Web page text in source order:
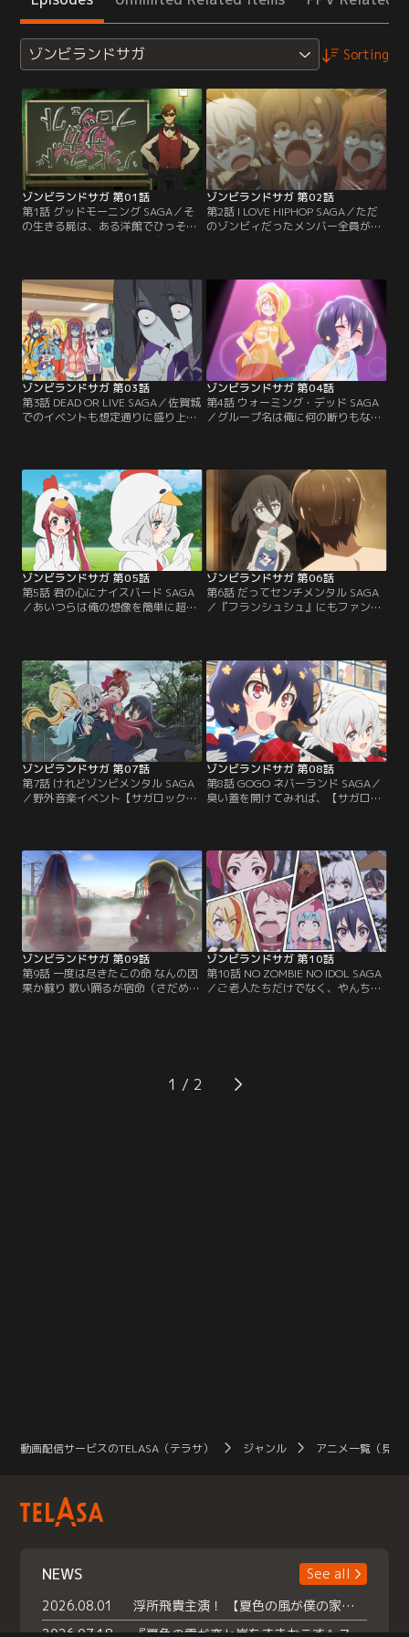
ゾンビランドサガ Sorting
ゾンビランドサガ 第01話
第1話 グッドモーニング SAGA／そ
の生きる屍は、ある洋館でひっそり
と目覚めた。それはただ、自分が誰
生きる屍は、恐るべき現実を目の当
たりにし、自らの運命を告げられ
る。偽りの仮面をかぶり、闇の中を
歩き続けるしかないのだと。そし
て、生きる屍に天からの光が差した
時、人々は聞くだろう。
ゾンビランドサガ 第02話
第2話 I LOVE HIPHOP SAGA／ただ
のゾンビィだったメンバー全員が自
る。まずは、あいつらにゾンビィバ
レをした時の恐怖を叩きこまなけれ
ば。グループ名も『デス娘（仮）』
だと方向性が偏りそうなので、今変
えてしまおう。思い付かないので、
今度にしよう。
ゾンビランドサガ 第03話
第3話 DEAD OR LIVE SAGA／佐賀城
でのイベントも想定通りに盛り上が
さすがに肝が据わっている。≪たえ
≫はあれでいい。が、どうも全体的
にアイドルっぽさが足りないので、
強引にアイドルっぽい感じのやつを
やらせるとしよう。
ゾンビランドサガ 第04話
第4話 ウォーミング・デッド SAGA
／グループ名は俺に何の断りもなく
デューサーだと分からせた方がよさ
そうだ。とは言え、自主的に行動す
るようになったのは悪いことではな
い。ここはちょっぴりやる気を出し
たおしゃべりゾンビィ達に、がっつ
り稼いでもらうとしよう。
ゾンビランドサガ 第05話
第5話 君の心にナイスバード SAGA
／あいつらは俺の想像を簡単に超え
太郎、今回は誰もが知っている超有
名企業のCM出演権を手に入れてき
ました。『フランシュシュ』は佐賀
一帯にその名声を轟かせるだろう。
泥にまみれた不死鳥は、大空へと羽
ばたく。
ゾンビランドサガ 第06話
第6話 だってセンチメンタル SAGA
／『フランシュシュ』にもファンが
ついてきた。これもひとえにプロデ
の心をガッチリ掴ませよう。普段は
デジタルを駆使しても、アナログな
繋がりの強さを忘れてはならない。
実際にファンを目の前にすれば、ゾ
ンビィどものなかよしチームワーク
も強まるはず。
ゾンビランドサガ 第07話
第7話 けれどゾンビメンタル SAGA
／野外音楽イベント【サガロック】
が曇るの、あいつのせいじゃないだ
ろうな。メンバーたちは不安そうだ
わ、≪愛≫にかかるプレッシャーは
強くなるわ……。【サガロック】当
日の天気予報は雷雨か。文字通り雲
行きが怪しくなってきた。
ゾンビランドサガ 第08話
第8話 GOGO ネバーランド SAGA／
臭い蓋を開けてみれば、【サガロッ
ュ』の名もだんだんと知られてき
た。ただし、有名になれば、当然ヘ
ンな輩に目を付けられる可能性も大
きくなる。まさかあの男がきっかけ
で、やーらしかゾンビィたちが…。
ゾンビランドサガ 第09話
第9話 一度は尽きたこの命 なんの因
果か蘇り 歌い踊るが宿命（さだめ）
なら 親友（とも）への想いを胸に秘
ければならない。おじいちゃん、お
ばあちゃんが会いに来るアイドル。
ゾンビランドサガ 第10話
第10話 NO ZOMBIE NO IDOL SAGA
／ご老人たちだけでなく、やんちゃ
ませてやることにした。これは、あ
いつらが必ず登らなければならない
1
動画配信サービスのTELASA（テラサ） ジャンル アニメ一覧（見放
NEWS
See all
2026.08.01
浮所飛貴主演！ 【夏色の風が僕の家にやってきた】 本日よりテラサで独占配信スタート！